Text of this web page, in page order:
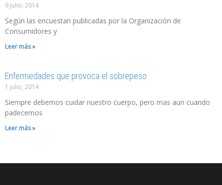
9 julio, 2014
Según las encuestan publicadas por la Organización de
Consumidores y
Leer más »
Enfermedades que provoca el sobrepeso
1 julio, 2014
Siempre debemos cuidar nuestro cuerpo, pero mas aun cuando
padecemos
Leer más »